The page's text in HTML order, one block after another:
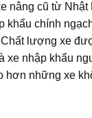
nâng cũ từ Nhật
khẩu chính
lượng xe
xe nhập khẩu
hơn những xe